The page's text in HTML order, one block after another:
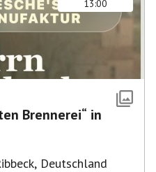
13:00
Brennerei“ in
Deutschland